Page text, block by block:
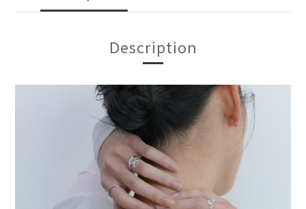
Description